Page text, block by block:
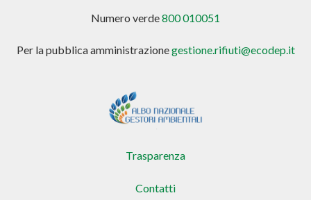
Numero verde800 010051
Per la pubblica amministrazionegestione.rifiuti@ecodep.it
Trasparenza
Contatti